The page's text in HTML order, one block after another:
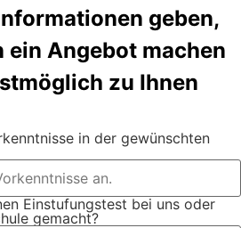
geben,
ein Angebot machen
zu Ihnen
in der gewünschten
Einstufungstest bei uns oder
gemacht?